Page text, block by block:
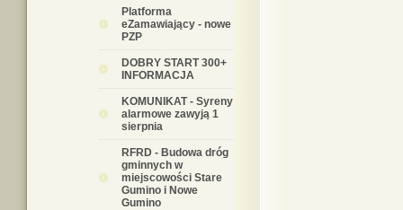
Platforma
eZamawiający - nowe
PZP
DOBRY START 300+
INFORMACJA
KOMUNIKAT - Syreny
alarmowe zawyją 1
sierpnia
RFRD - Budowa dróg
gminnych w
miejscowości Stare
Gumino i Nowe
Gumino